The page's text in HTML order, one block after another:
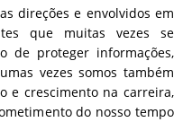
direções e envolvidos em
que muitas vezes se
de proteger informações,
vezes somos também
e crescimento na carreira,
do nosso tempo